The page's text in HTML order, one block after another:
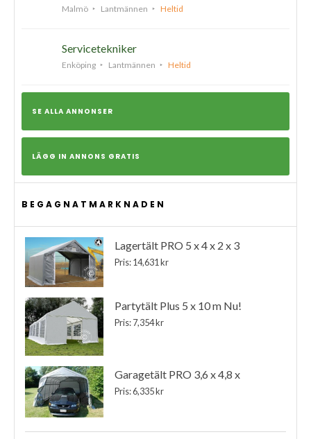
Malmö Lantmännen Heltid
Servicetekniker
Enköping Lantmännen Heltid
SE ALLA ANNONSER
LÄGG IN ANNONS GRATIS
BEGAGNATMARKNADEN
Lagertält PRO 5 x 4 x 2 x 3
Pris: 14,631 kr
Partytält Plus 5 x 10 m Nu!
Pris: 7,354 kr
Garagetält PRO 3,6 x 4,8 x
Pris: 6,335 kr